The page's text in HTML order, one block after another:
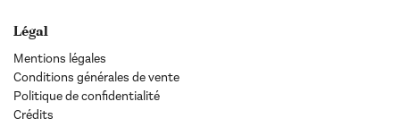
Légal
Mentions légales
Conditions générales de vente
Politique de confidentialité
Crédits